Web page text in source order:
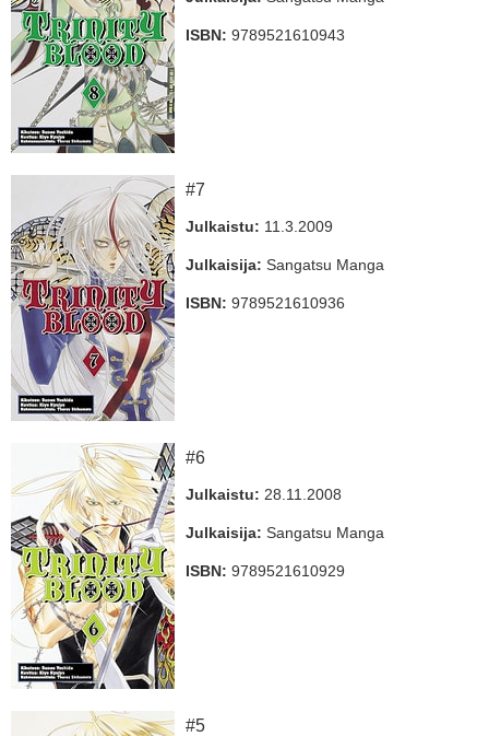
ISBN: 9789521610943
#7
Julkaistu: 11.3.2009
Julkaisija: Sangatsu Manga
ISBN: 9789521610936
#6
Julkaistu: 28.11.2008
Julkaisija: Sangatsu Manga
ISBN: 9789521610929
#5